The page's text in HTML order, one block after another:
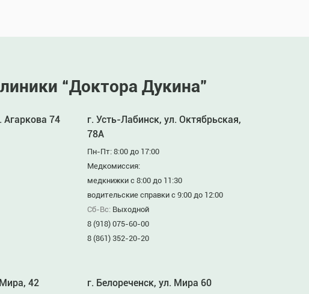
“Доктора Дукина”
Агаркова 74
г. Усть-Лабинск, ул. Октябрьская,
78А
Пн-Пт: 8:00 до 17:00
Медкомиссия:
медкнижки с 8:00 до 11:30
водительские справки с 9:00 до 12:00
Сб-Вс: Выходной
8 (918) 075-60-00
8 (861) 352-20-20
42 г. Белореченск, ул. Мира 60